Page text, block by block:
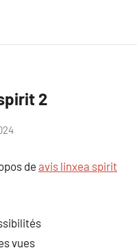
2
de avis linxea spirit
vues